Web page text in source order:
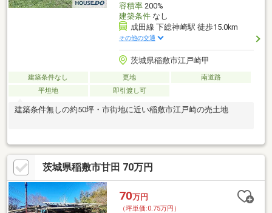
容積率200%
建築条件なし
成田線 下総神崎駅 徒歩15.0km
その他の交通
茨城県稲敷市江戸崎甲
建築条件なし 更地
南道路
平坦地
即引渡し可
建築条件無しの約50坪・市街地に近い稲敷市江戸崎の売土地
茨城県稲敷市甘田 70万円
70万円
（坪単価:0.75万円）